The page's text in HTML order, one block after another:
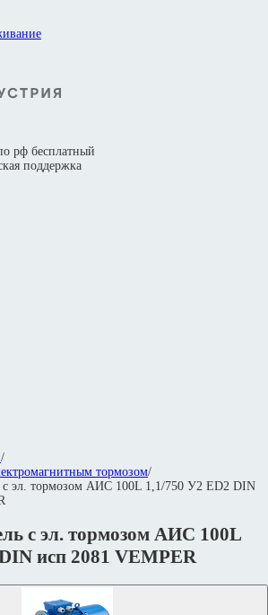
рф бесплатный
поддержка
/
тормозом/
с эл. тормозом АИС 100L 1,1/750 У2 ED2 DIN
с эл. тормозом АИС 100L
исп 2081 VEMPER